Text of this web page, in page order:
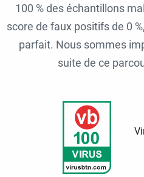
100 % des échantillons
score de faux positifs de 0
parfait. Nous sommes
suite de ce